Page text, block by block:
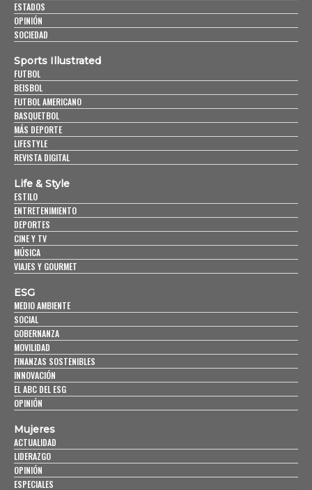
ESTADOS
OPINIÓN
SOCIEDAD
Sports Illustrated
FUTBOL
BEISBOL
FUTBOL AMERICANO
BASQUETBOL
MÁS DEPORTE
LIFESTYLE
REVISTA DIGITAL
Life & Style
ESTILO
ENTRETENIMIENTO
DEPORTES
CINE Y TV
MÚSICA
VIAJES Y GOURMET
ESG
MEDIO AMBIENTE
SOCIAL
GOBERNANZA
MOVILIDAD
FINANZAS SOSTENIBLES
INNOVACIÓN
EL ABC DEL ESG
OPINIÓN
Mujeres
ACTUALIDAD
LIDERAZGO
OPINIÓN
ESPECIALES